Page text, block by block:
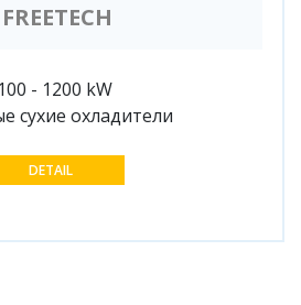
FREETECH
100 - 1200 kW
сухие охладители
DETAIL